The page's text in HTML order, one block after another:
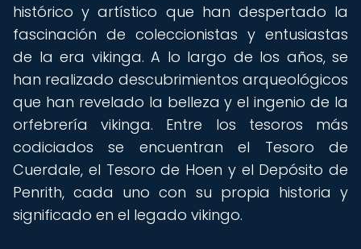
histórico y artístico que han despertado la
fascinación de coleccionistas y entusiastas
de la era vikinga. A lo largo de los años, se
han realizado descubrimientos arqueológicos
que han revelado la belleza y el ingenio de la
orfebrería vikinga. Entre los tesoros más
codiciados se encuentran el Tesoro de
Cuerdale, el Tesoro de Hoen y el Depósito de
Penrith, cada uno con su propia historia y
significado en el legado vikingo.